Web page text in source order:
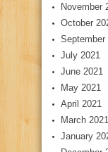
November
October
September
July 2021
June 2021
May 2021
April 2021
March 2021
January